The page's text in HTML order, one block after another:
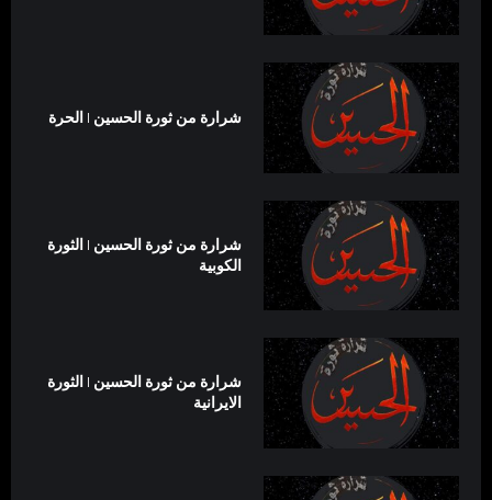
شرارة من ثورة الحسين | الحرة
شرارة من ثورة الحسين | الثورة
الكوبية
شرارة من ثورة الحسين | الثورة
الايرانية